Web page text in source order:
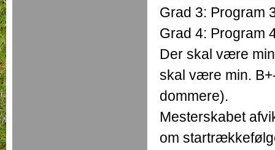
Grad 3: Program
Grad 4: Program
Der skal være
skal være min.
dommere).
Mesterskabet
om